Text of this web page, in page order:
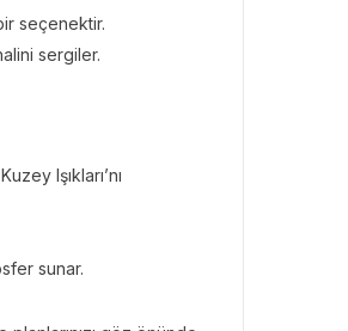
seçenektir.
sergiler.
Işıkları’nı
sunar.